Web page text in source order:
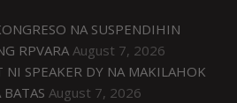
NA SUSPENDIHIN
RPVARA August 7, 2026
SPEAKER DY NA MAKILAHOK
August 7, 2026